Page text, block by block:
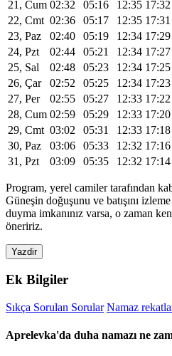
21, Cum 02:32 05:16 12:35 17:32
22, Cmt 02:36 05:17 12:35 17:31
23, Paz
02:40 05:19 12:34 17:29
24, Pzt
02:44 05:21 12:34 17:27
25, Sal
02:48 05:23 12:34 17:25
26, Çar
02:52 05:25 12:34 17:23
27, Per
02:55 05:27 12:33 17:22
28, Cum 02:59 05:29 12:33 17:20
29, Cmt 03:02 05:31 12:33 17:18
30, Paz
03:06 05:33 12:32 17:16
31, Pzt
03:09 05:35 12:32 17:14
Program, yerel camiler tarafından
Güneşin doğuşunu ve batışını
duyma imkanınız varsa, o zaman
öneririz.
Yazdir
Ek Bilgiler
Sıkça Sorulan Sorular Namaz
Aprelevka'da duha namazı ne